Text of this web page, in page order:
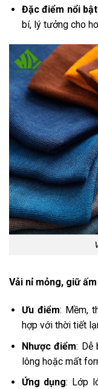
Đặc điểm nổi bật
bí, lý tưởng cho
Vải nỉ mỏng, giữ
Ưu điểm: Mềm,
hợp với thời tiết
Nhược điểm: Dễ
lông hoặc mất
Ứng dụng: Lớp